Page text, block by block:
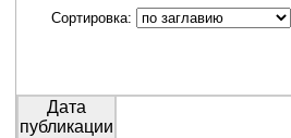
Сортировка:
Дата
публикации